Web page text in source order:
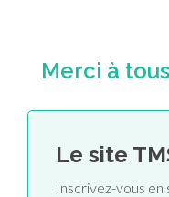
Merci à
Le site
Inscrivez-vous